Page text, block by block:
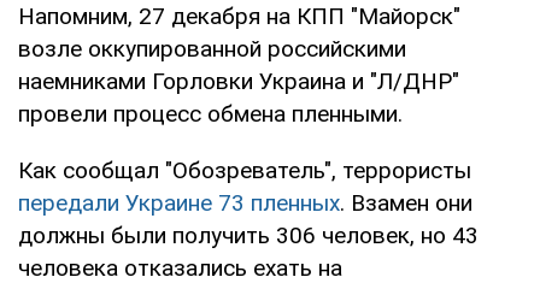
Напомним, 27 декабря на КПП "Майорск"
возле оккупированной российскими
наемниками Горловки Украина и "Л/ДНР"
провели процесс обмена пленными.
Как сообщал "Обозреватель", террористы
передали Украине 73 пленных. Взамен они
должны были получить 306 человек, но 43
человека отказались ехать на